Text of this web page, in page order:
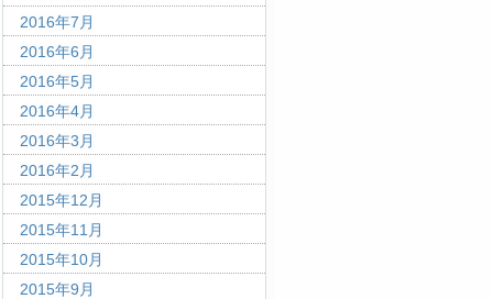
2016年7月
2016年6月
2016年5月
2016年4月
2016年3月
2016年2月
2015年12月
2015年11月
2015年10月
2015年9月